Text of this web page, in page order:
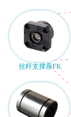
丝杆支撑座FK